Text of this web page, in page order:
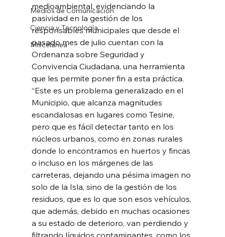
Medios de Comunicación
Ciencia y Tecnología
Miscelánea
medioambiental, evidenciando la
pasividad en la gestión de los
responsables municipales que desde el
pasado mes de julio cuentan con la
Ordenanza sobre Seguridad y
Convivencia Ciudadana, una herramienta
que les permite poner fin a esta práctica.
“Este es un problema generalizado en el
Municipio, que alcanza magnitudes
escandalosas en lugares como Tesine,
pero que es fácil detectar tanto en los
núcleos urbanos, como en zonas rurales
donde lo encontramos en huertos y fincas
o incluso en los márgenes de las
carreteras, dejando una pésima imagen no
solo de la Isla, sino de la gestión de los
residuos, que es lo que son esos vehículos,
que además, debido en muchas ocasiones
a su estado de deterioro, van perdiendo y
filtrando líquidos contaminantes, como los